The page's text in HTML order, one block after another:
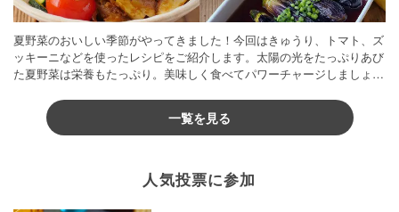
夏野菜のおいしい季節がやってきました！今回はきゅうり、トマト、ズ
ッキーニなどを使ったレシピをご紹介します。太陽の光をたっぷりあび
た夏野菜は栄養もたっぷり。美味しく食べてパワーチャージしましょう
一覧を見る
人気投票に参加